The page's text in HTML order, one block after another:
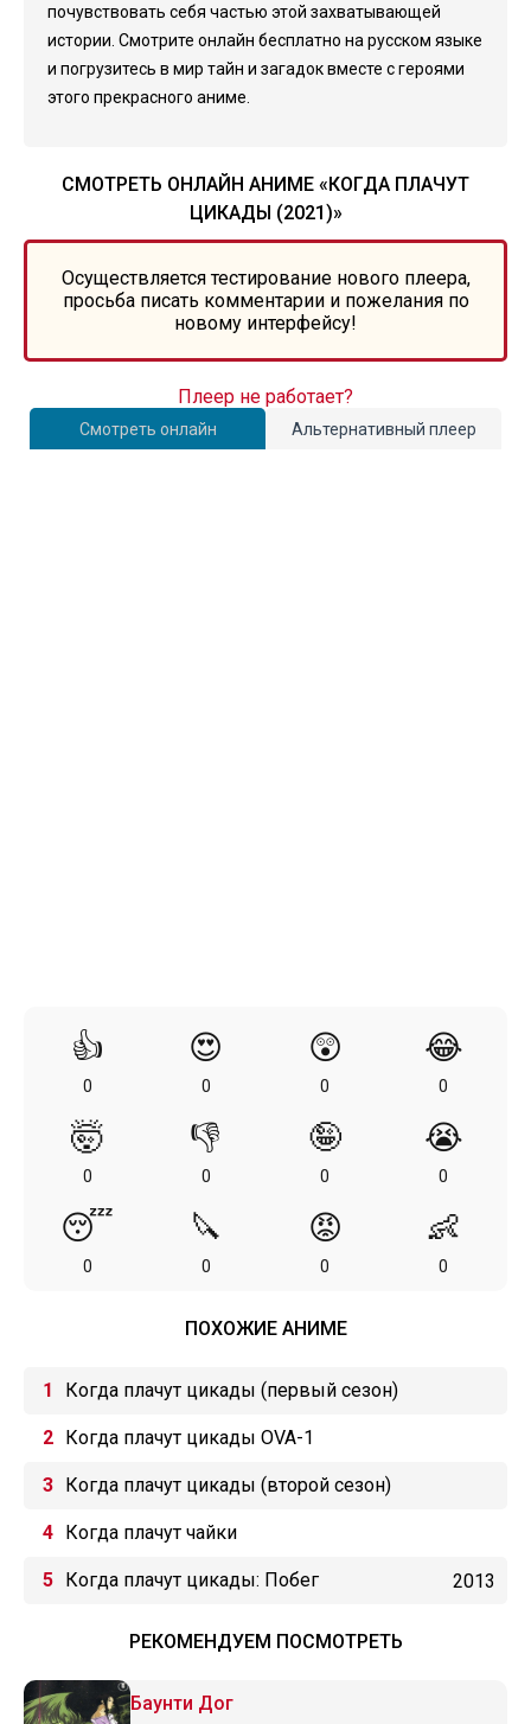
почувствовать себя частью этой захватывающей
истории. Смотрите онлайн бесплатно на русском языке
и погрузитесь в мир тайн и загадок вместе с героями
этого прекрасного аниме.
СМОТРЕТЬ ОНЛАЙН АНИМЕ «КОГДА ПЛАЧУТ
ЦИКАДЫ (2021)»
Осуществляется тестирование нового плеера,
просьба писать комментарии и пожелания по
новому интерфейсу!
Смотреть онлайн Альтернативный плеер
Плеер не работает?
👍
0
😍
0
😲
0
😂
0
🤯
0
👎
0
🤪
0
😭
0
😴
0
🔪
0
😡
0
👶
0
ПОХОЖИЕ АНИМЕ
Когда плачут цикады (первый сезон)
Когда плачут цикады OVA-1
Когда плачут цикады (второй сезон)
Когда плачут чайки
Когда плачут цикады: Побег 2013
РЕКОМЕНДУЕМ ПОСМОТРЕТЬ
Баунти Дог